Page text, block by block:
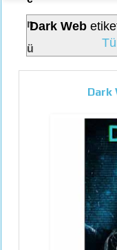
n
ü
Dark Web
Dark